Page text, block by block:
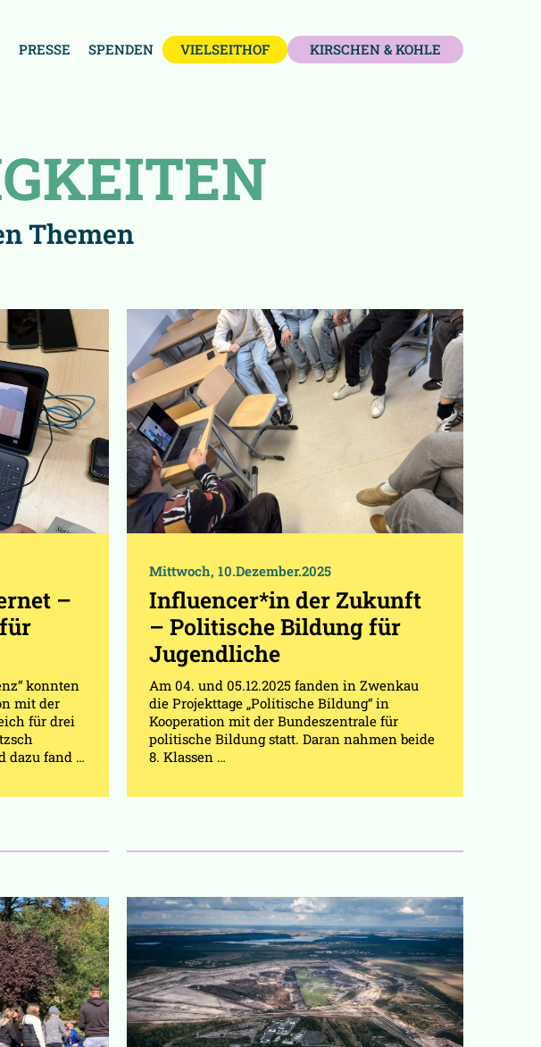
PRESSE SPENDEN VIELSEITHOF KIRSCHEN & KOHLE
Themen
–
konnten
mit der
für drei
dazu fand …
Mittwoch, 10.Dezember.2025
Influencer*in der Zukunft
– Politische Bildung für
Jugendliche
Am 04. und 05.12.2025 fanden in Zwenkau
die Projekttage „Politische Bildung“ in
Kooperation mit der Bundeszentrale für
politische Bildung statt. Daran nahmen beide
8. Klassen …